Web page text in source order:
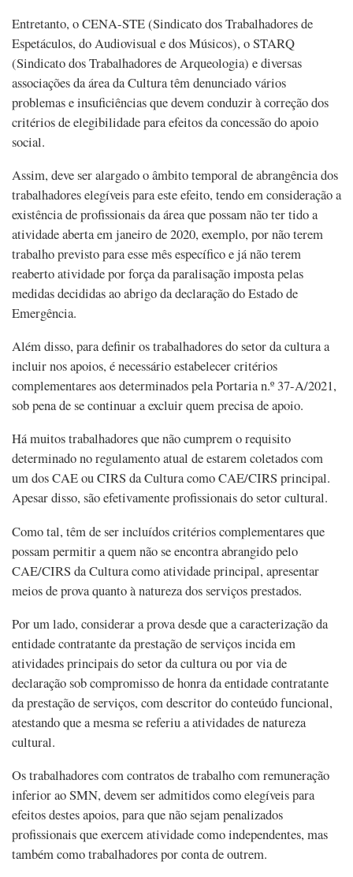
Entretanto, o CENA-STE (Sindicato dos Trabalhadores de
Espetáculos, do Audiovisual e dos Músicos), o STARQ
(Sindicato dos Trabalhadores de Arqueologia) e diversas
associações da área da Cultura têm denunciado vários
problemas e insuficiências que devem conduzir à correção dos
critérios de elegibilidade para efeitos da concessão do apoio
social.
Assim, deve ser alargado o âmbito temporal de abrangência dos
trabalhadores elegíveis para este efeito, tendo em consideração a
existência de profissionais da área que possam não ter tido a
atividade aberta em janeiro de 2020, exemplo, por não terem
trabalho previsto para esse mês específico e já não terem
reaberto atividade por força da paralisação imposta pelas
medidas decididas ao abrigo da declaração do Estado de
Emergência.
Além disso, para definir os trabalhadores do setor da cultura a
incluir nos apoios, é necessário estabelecer critérios
complementares aos determinados pela Portaria n.º 37-A/2021,
sob pena de se continuar a excluir quem precisa de apoio.
Há muitos trabalhadores que não cumprem o requisito
determinado no regulamento atual de estarem coletados com
um dos CAE ou CIRS da Cultura como CAE/CIRS principal.
Apesar disso, são efetivamente profissionais do setor cultural.
Como tal, têm de ser incluídos critérios complementares que
possam permitir a quem não se encontra abrangido pelo
CAE/CIRS da Cultura como atividade principal, apresentar
meios de prova quanto à natureza dos serviços prestados.
Por um lado, considerar a prova desde que a caracterização da
entidade contratante da prestação de serviços incida em
atividades principais do setor da cultura ou por via de
declaração sob compromisso de honra da entidade contratante
da prestação de serviços, com descritor do conteúdo funcional,
atestando que a mesma se referiu a atividades de natureza
cultural.
Os trabalhadores com contratos de trabalho com remuneração
inferior ao SMN, devem ser admitidos como elegíveis para
efeitos destes apoios, para que não sejam penalizados
profissionais que exercem atividade como independentes, mas
também como trabalhadores por conta de outrem.